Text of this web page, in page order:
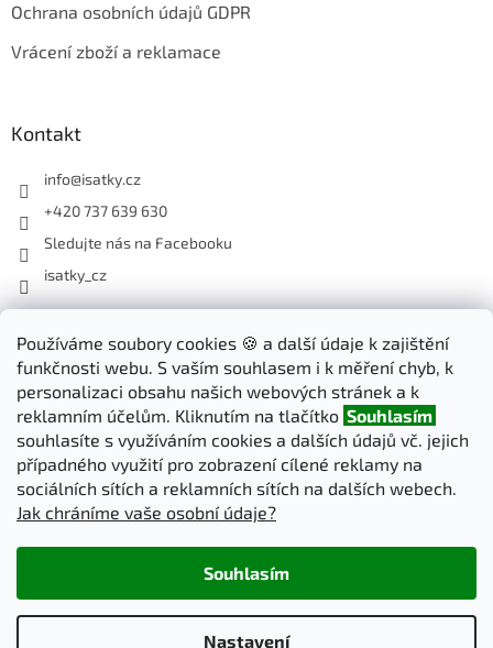
Používáme soubory cookies 🍪 a další údaje k zajištění
funkčnosti webu. S vaším souhlasem i k měření chyb, k
personalizaci obsahu našich webových stránek a k
reklamním účelům. Kliknutím na tlačítko Souhlasím
souhlasíte s využíváním cookies a dalších údajů vč. jejich
případného využití pro zobrazení cílené reklamy na
sociálních sítích a reklamních sítích na dalších webech.
Jak chráníme vaše osobní údaje?
Nastavení
Souhlasím
Ochrana osobních údajů GDPR
Vrácení zboží a reklamace
Kontakt
info@isatky.cz
+420 737 639 630
Sledujte nás na Facebooku
isatky_cz
Odebírat newsletter
Vložte svůj e-mail a my vám budeme zasílat informace o nových
produktech na našem e-shopu.
E-mail
PŘIHLÁSIT SE